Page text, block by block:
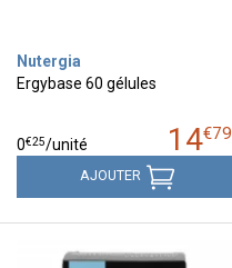
Nutergia
Ergybase 60 gélules
14€79
0€25/unité
AJOUTER